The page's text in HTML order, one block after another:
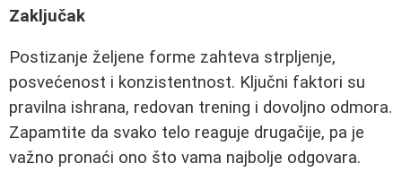
Zaključak
Postizanje željene forme zahteva strpljenje,
posvećenost i konzistentnost. Ključni faktori su
pravilna ishrana, redovan trening i dovoljno odmora.
Zapamtite da svako telo reaguje drugačije, pa je
važno pronaći ono što vama najbolje odgovara.